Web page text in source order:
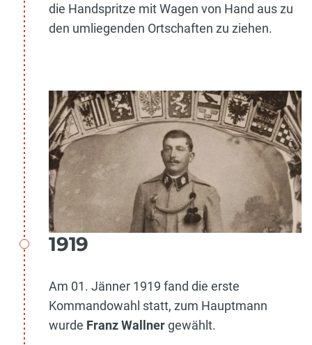
die Handspritze mit Wagen von Hand aus zu
den umliegenden Ortschaften zu ziehen.
1919
Am 01. Jänner 1919 fand die erste
Kommandowahl statt, zum Hauptmann
wurde Franz Wallnergewählt.